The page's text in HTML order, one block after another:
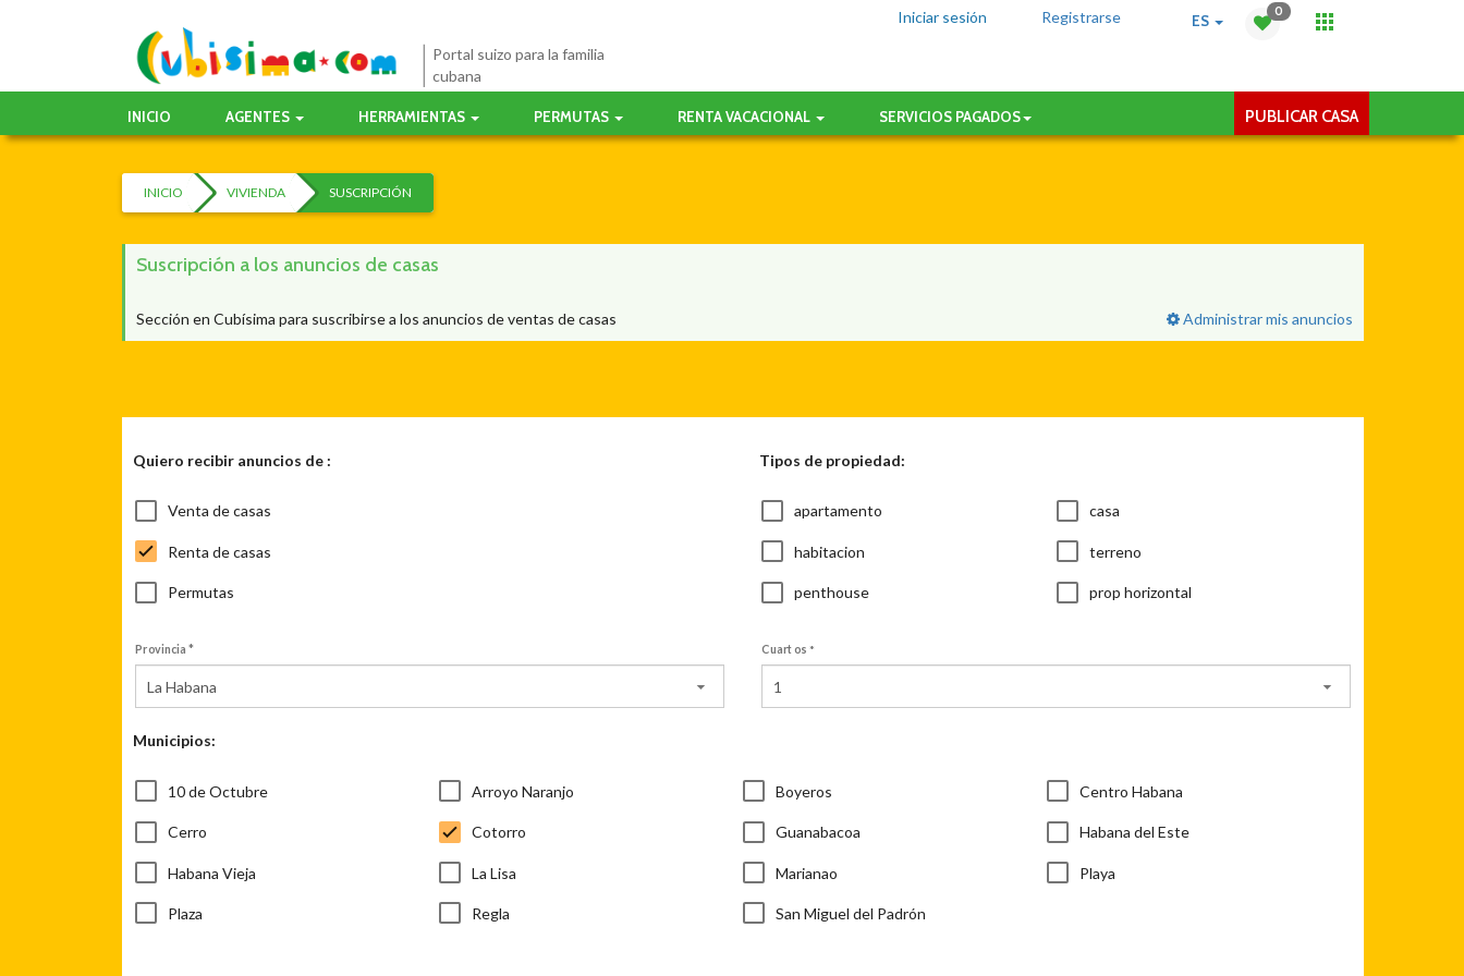
0
ES
Registrarse
Iniciar sesión
Portal suizo para la familia
cubana
INICIO AGENTES HERRAMIENTAS PERMUTAS RENTA VACACIONAL SERVICIOS PAGADOS PUBLICAR CASA
INICIO VIVIENDA SUSCRIPCIÓN
Suscripción a los anuncios de casas
Sección en Cubísima para suscribirse a los anuncios de ventas de casas Administrar mis anuncios
Quiero recibir anuncios de :
Venta de casas
Renta de casas
Permutas
Tipos de propiedad:
apartamento casa
habitacion terreno
penthouse prop horizontal
Provincia *
La Habana
Cuartos
1
Municipios:
10 de Octubre Arroyo Naranjo Boyeros Centro Habana
Cerro Cotorro Guanabacoa Habana del Este
Habana Vieja La Lisa Marianao Playa
Plaza Regla San Miguel del Padrón